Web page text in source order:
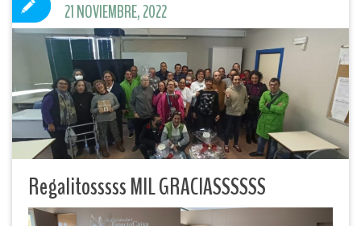
Regalitosssss MIL GRACIASSSSSS
21 NOVIEMBRE, 2022